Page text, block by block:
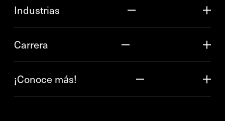
Industrias
Carrera
¡Conoce más!